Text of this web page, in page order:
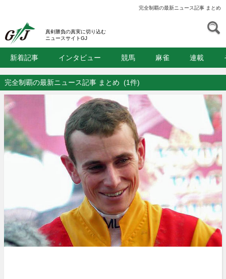
完全制覇の最新ニュース記事 まとめ
真剣勝負の真実に切り込む
ニュースサイトGJ
新着記事 インタビュー 競馬 麻雀 連載
完全制覇の最新ニュース記事 まとめ (1件)